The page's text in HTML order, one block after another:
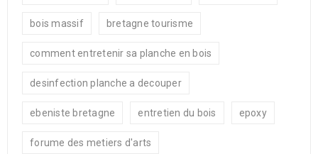
bois massif bretagne tourisme
comment entretenir sa planche en bois
desinfection planche a decouper
ebeniste bretagne entretien du bois epoxy
forume des metiers d'arts